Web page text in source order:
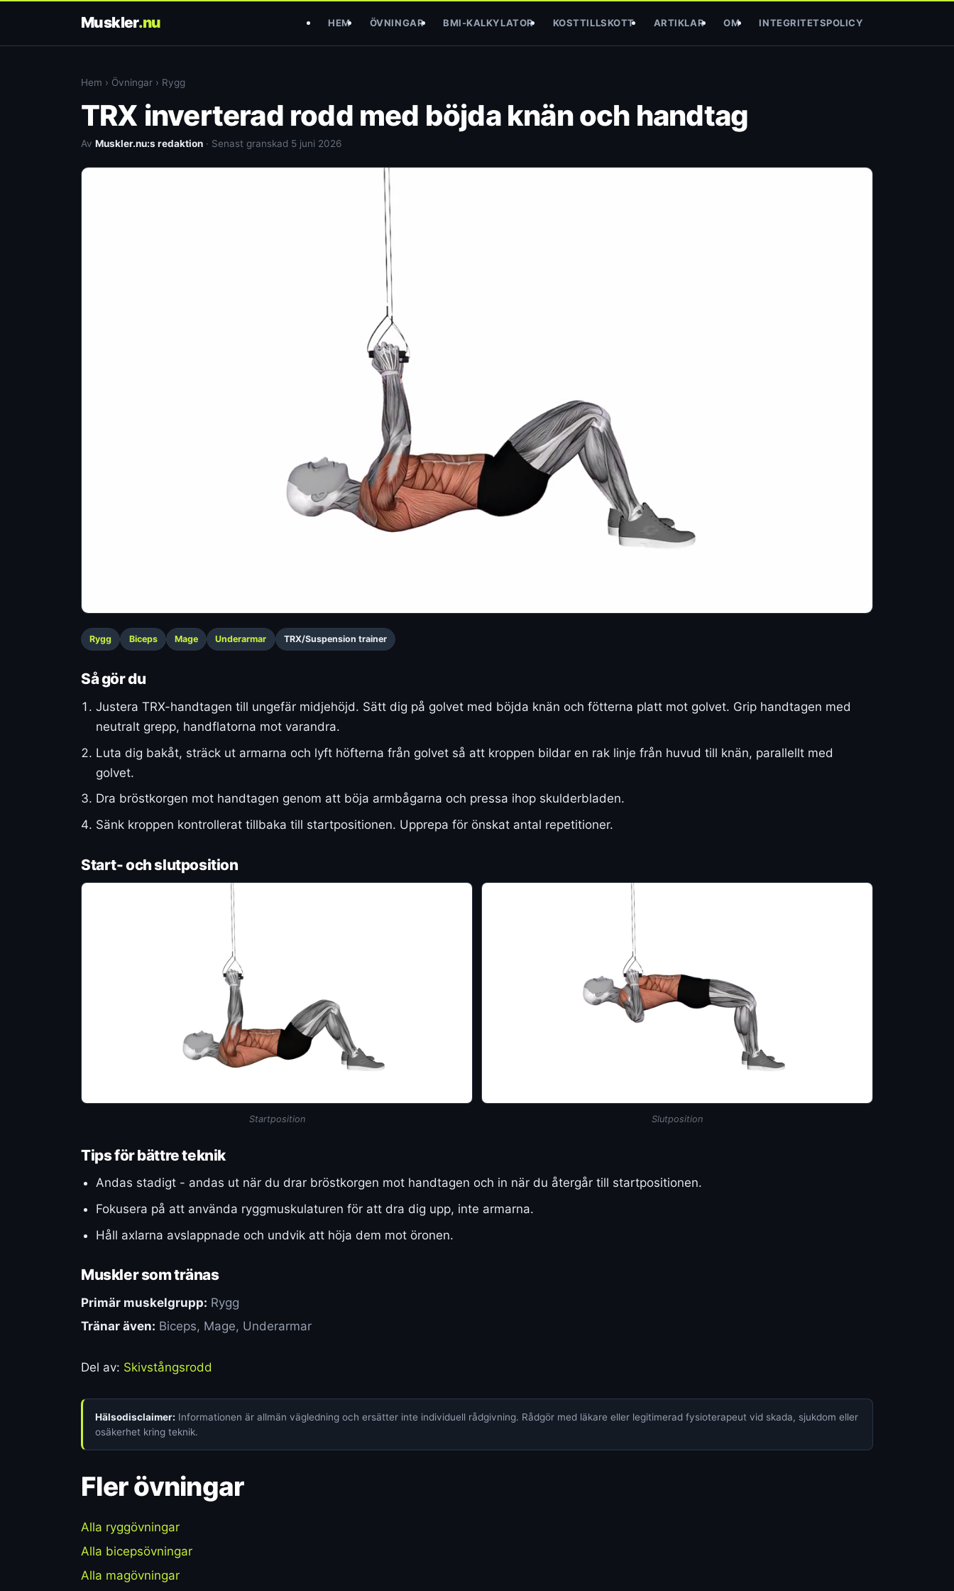
Muskler.nu HEM ÖVNINGAR BMI-KALKYLATOR KOSTTILLSKOTT ARTIKLAR OM INTEGRITETSPOLICY
Hem › Övningar › Rygg
TRX inverterad rodd med böjda knän och handtag
Av Muskler.nu:s redaktion · Senast granskad 5 juni 2026
Rygg Biceps Mage Underarmar TRX/Suspension trainer
Så gör du
Justera TRX-handtagen till ungefär midjehöjd. Sätt dig på golvet med böjda knän och fötterna platt mot golvet. Grip handtagen med
neutralt grepp, handflatorna mot varandra.
Luta dig bakåt, sträck ut armarna och lyft höfterna från golvet så att kroppen bildar en rak linje från huvud till knän, parallellt med
golvet.
Dra bröstkorgen mot handtagen genom att böja armbågarna och pressa ihop skulderbladen.
Sänk kroppen kontrollerat tillbaka till startpositionen. Upprepa för önskat antal repetitioner.
Start- och slutposition
Startposition Slutposition
Tips för bättre teknik
Andas stadigt - andas ut när du drar bröstkorgen mot handtagen och in när du återgår till startpositionen.
Fokusera på att använda ryggmuskulaturen för att dra dig upp, inte armarna.
Håll axlarna avslappnade och undvik att höja dem mot öronen.
Muskler som tränas
Primär muskelgrupp: Rygg
Tränar även: Biceps, Mage, Underarmar
Del av: Skivstångsrodd
Hälsodisclaimer: Informationen är allmän vägledning och ersätter inte individuell rådgivning. Rådgör med läkare eller legitimerad fysioterapeut vid skada, sjukdom eller
osäkerhet kring teknik.
Fler övningar
Alla ryggövningar
Alla bicepsövningar
Alla magövningar